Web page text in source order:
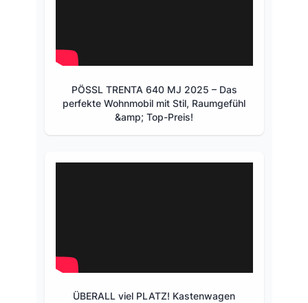
PÖSSL TRENTA 640 MJ 2025 – Das
perfekte Wohnmobil mit Stil, Raumgefühl
&amp; Top-Preis!
ÜBERALL viel PLATZ! Kastenwagen